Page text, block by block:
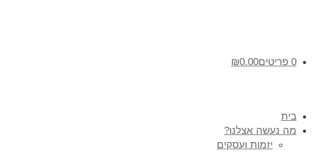
0 פריטים ₪0.00
בית
מה נעשה אצלנו?
יזמות ועסקים